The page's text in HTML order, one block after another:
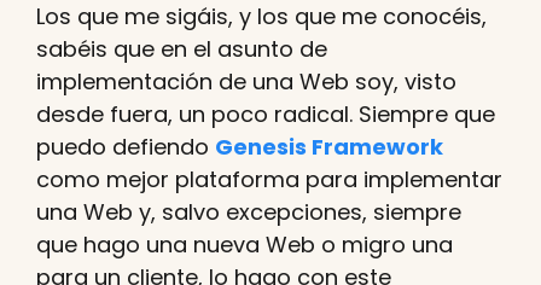
Los que me sigáis, y los que me conocéis,
sabéis que en el asunto de
implementación de una Web soy, visto
desde fuera, un poco radical. Siempre que
puedo defiendo Genesis Framework
como mejor plataforma para implementar
una Web y, salvo excepciones, siempre
que hago una nueva Web o migro una
para un cliente, lo hago con este